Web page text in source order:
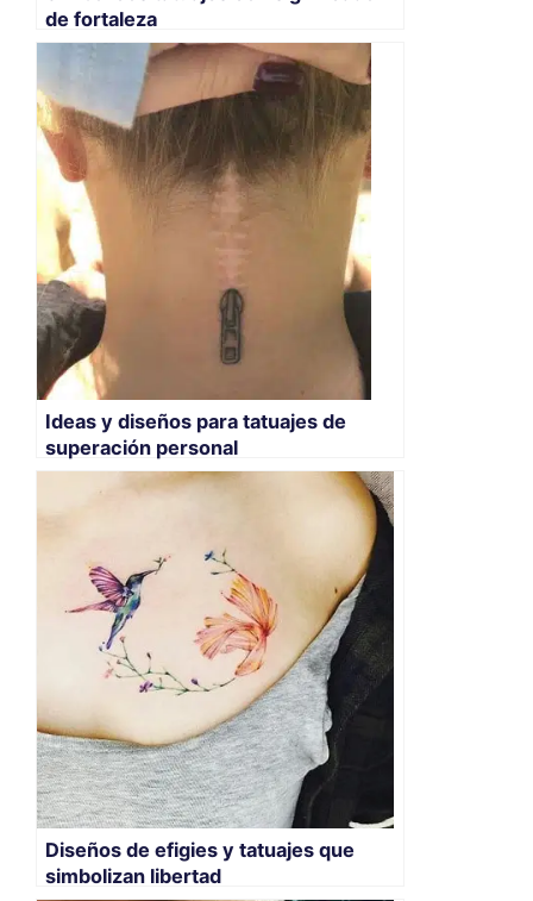
de fortaleza
Ideas y diseños para tatuajes de
superación personal
Diseños de efigies y tatuajes que
simbolizan libertad